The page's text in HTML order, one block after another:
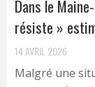
Dans le
résiste »
14 AVRIL 2026
Malgré une